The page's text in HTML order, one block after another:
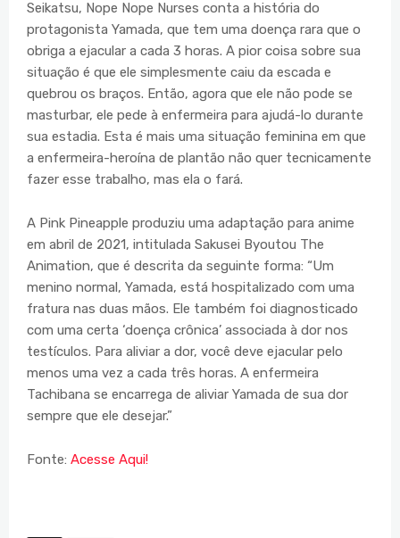
Seikatsu, Nope Nope Nurses conta a história do
protagonista Yamada, que tem uma doença rara que o
obriga a ejacular a cada 3 horas. A pior coisa sobre sua
situação é que ele simplesmente caiu da escada e
quebrou os braços. Então, agora que ele não pode se
masturbar, ele pede à enfermeira para ajudá-lo durante
sua estadia. Esta é mais uma situação feminina em que
a enfermeira-heroína de plantão não quer tecnicamente
fazer esse trabalho, mas ela o fará.
A Pink Pineapple produziu uma adaptação para anime
em abril de 2021, intitulada Sakusei Byoutou The
Animation, que é descrita da seguinte forma: “Um
menino normal, Yamada, está hospitalizado com uma
fratura nas duas mãos. Ele também foi diagnosticado
com uma certa ‘doença crônica’ associada à dor nos
testículos. Para aliviar a dor, você deve ejacular pelo
menos uma vez a cada três horas. A enfermeira
Tachibana se encarrega de aliviar Yamada de sua dor
sempre que ele desejar.”
Fonte: Acesse Aqui!